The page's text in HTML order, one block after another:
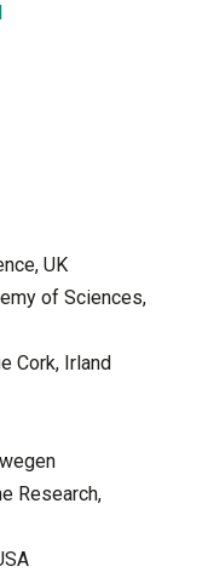
UK
of Sciences,
Cork, Irland
Research,